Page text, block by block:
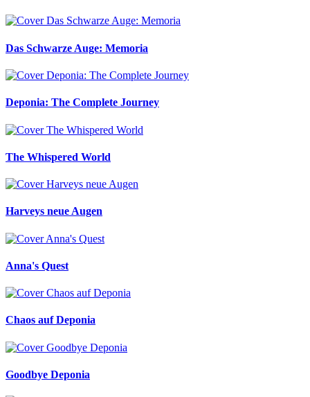
Das Schwarze Auge: Memoria
Deponia: The Complete Journey
The Whispered World
Harveys neue Augen
Anna's Quest
Chaos auf Deponia
Goodbye Deponia